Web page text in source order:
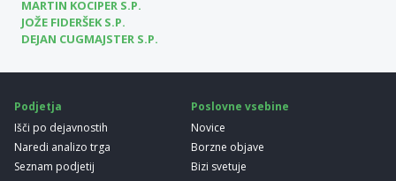
MARTIN KOCIPER S.P.
JOŽE FIDERŠEK S.P.
DEJAN CUGMAJSTER S.P.
Podjetja
Išči po dejavnostih
Naredi analizo trga
Seznam podjetij
Poslovne vsebine
Novice
Borzne objave
Bizi svetuje